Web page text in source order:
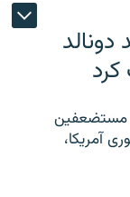
مستضعفین
آمریکا،